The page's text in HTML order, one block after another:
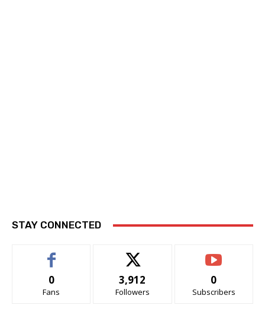
STAY CONNECTED
0
Fans
3,912
Followers
0
Subscribers